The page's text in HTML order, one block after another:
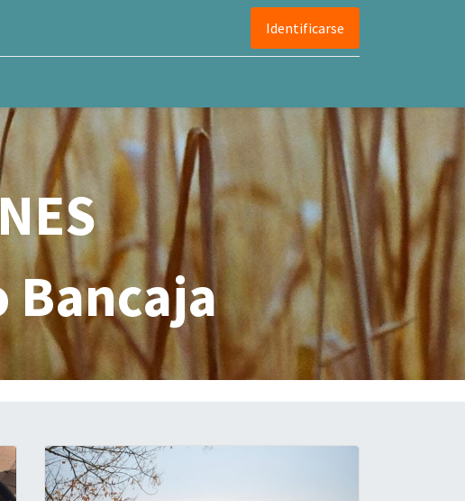
Identificarse
Bancaja